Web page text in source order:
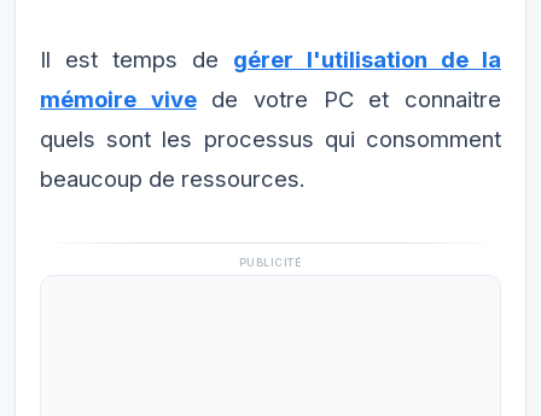
Il est temps de gérer l'utilisation de la
mémoire vivede votre PC et connaitre
quels sont les processus qui consomment
beaucoup de ressources.
PUBLICITÉ